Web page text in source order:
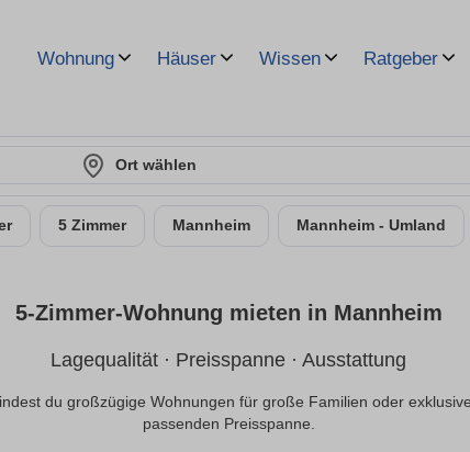
Wohnung Häuser Wissen Ratgeber
Ort wählen
5 Zimmer Mannheim Mannheim - Umland
5-Zimmer-Wohnung mieten in Mannheim
Lagequalität · Preisspanne · Ausstattung
du großzügige Wohnungen für große Familien oder
passenden Preisspanne.